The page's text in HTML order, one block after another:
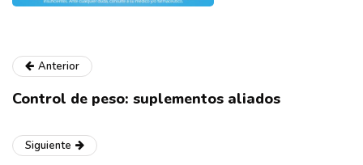
Anterior
Control de peso: suplementos aliados
Siguiente